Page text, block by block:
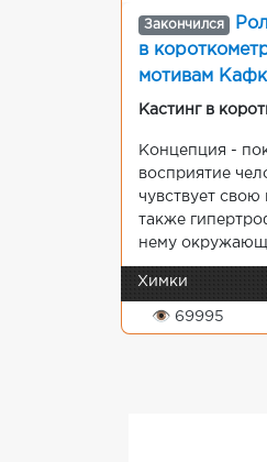
Закончился
в
мотивам
Кастинг в
Концепция -
восприятие
чувствует свою
также
нему
Химки
👁 69995